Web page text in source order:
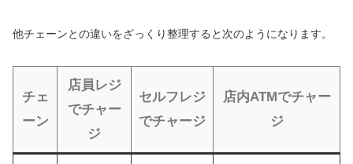
他チェーンとの違いをざっくり整理すると次のようになります。
チェ
ーン
店員レジ
でチャー
ジ
セルフレジ
でチャージ
店内ATMでチャー
ジ